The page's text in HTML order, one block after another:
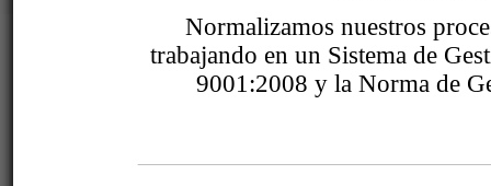
Normalizamos nuestros
trabajando en un Sistema de
9001:2008 y la Norma de